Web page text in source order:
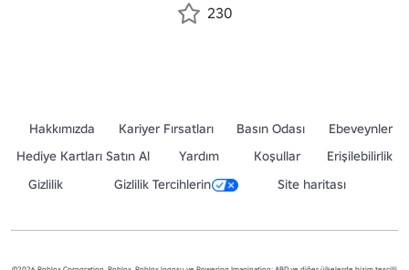
230
Hakkımızda Kariyer Fırsatları Basın Odası
Ebeveynler
Hediye Kartları Satın Al
Yardım Koşullar
Erişilebilirlik
Gizlilik
Gizlilik Tercihlerin Site haritası